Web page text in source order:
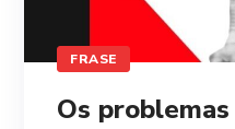
FRASE
Os